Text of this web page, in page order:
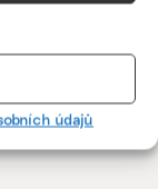
údajů
léta, radí
advokátka
Deloitte Legal